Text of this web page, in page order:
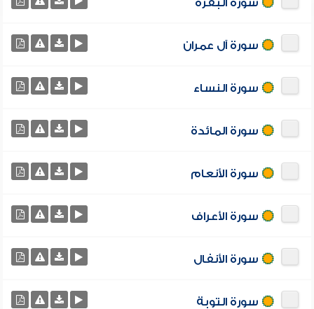
سورة البقرة
سورة آل عمران
سورة النساء
سورة المائدة
سورة الأنعام
سورة الأعراف
سورة الأنفال
سورة التوبة